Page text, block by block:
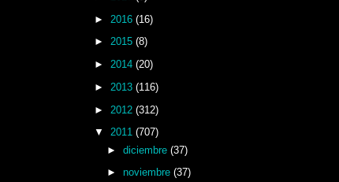
► 2016 (16)
► 2015 (8)
► 2014 (20)
► 2013 (116)
► 2012 (312)
▼ 2011 (707)
► diciembre (37)
► noviembre (37)